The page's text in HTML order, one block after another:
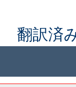
翻訳済